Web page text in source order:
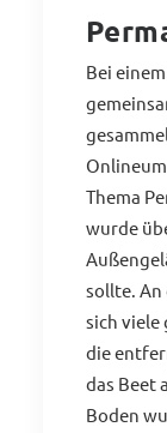
Bei
Thema
wurde
sollte. An
sich viele
die
das Beet
Boden